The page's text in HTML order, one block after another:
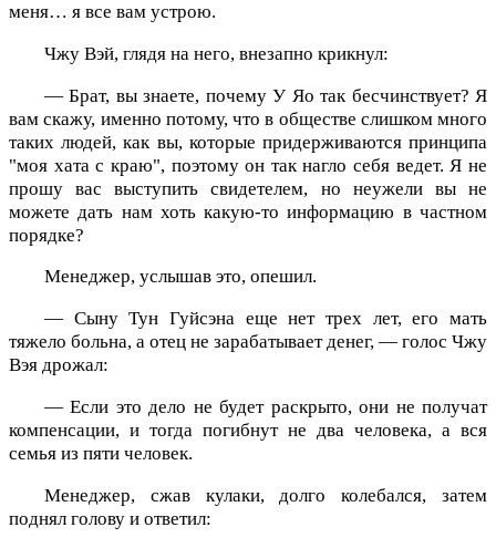
меня… я все вам устрою.
Чжу Вэй, глядя на него, внезапно крикнул:
— Брат, вы знаете, почему У Яо так бесчинствует? Я
вам скажу, именно потому, что в обществе слишком много
таких людей, как вы, которые придерживаются принципа
"моя хата с краю", поэтому он так нагло себя ведет. Я не
прошу вас выступить свидетелем, но неужели вы не
можете дать нам хоть какую-то информацию в частном
порядке?
Менеджер, услышав это, опешил.
— Сыну Тун Гуйсэна еще нет трех лет, его мать
тяжело больна, а отец не зарабатывает денег, — голос Чжу
Вэя дрожал:
— Если это дело не будет раскрыто, они не получат
компенсации, и тогда погибнут не два человека, а вся
семья из пяти человек.
Менеджер, сжав кулаки, долго колебался, затем
поднял голову и ответил: